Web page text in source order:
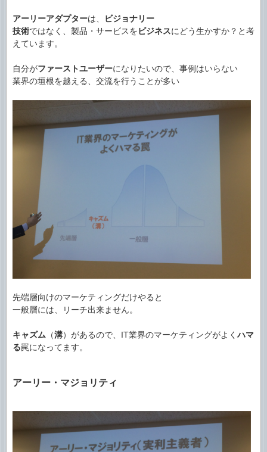
アーリーアダプターは、
ビジョナリー
技術ではなく、製品・サービスをビジネスにどう生かすか？と考
えています。
自分がファーストユーザーになりたいので、事例はいらない
業界の垣根を越える、交流を行うことが多い
先端層向けのマーケティングだけやると
一般層には、リーチ出来ません。
キャズム （溝）があるので、IT業界のマーケティングがよくハマ
る罠になってます。
アーリー・マジョリティ